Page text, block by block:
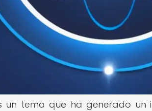
un tema que ha generado